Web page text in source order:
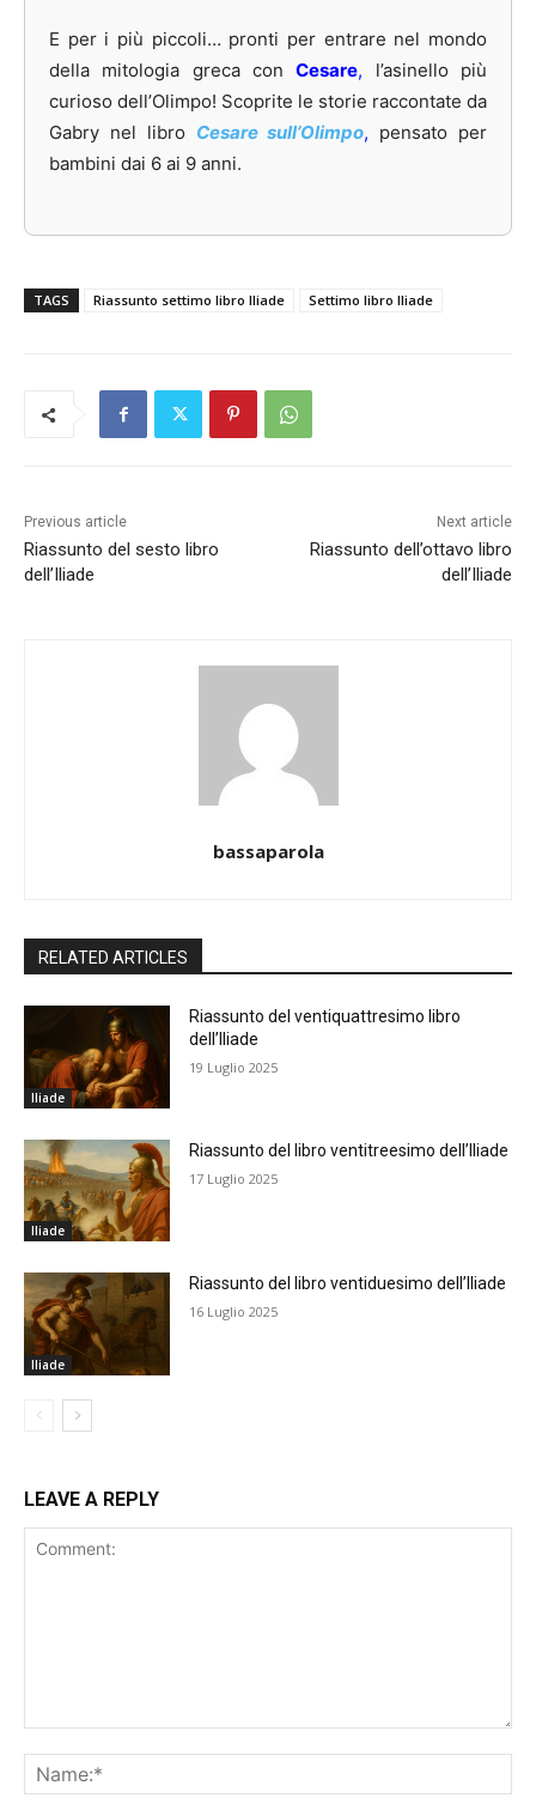
E per i più piccoli… pronti per entrare nel mondo
della mitologia greca conCesare, l’asinello più
curioso dell’Olimpo! Scoprite le storie raccontate da
Gabry nel libro Cesare sull’Olimpo, pensato per
bambini dai 6 ai 9 anni.
TAGS Riassunto settimo libro Iliade Settimo libro Iliade
Previous article
Riassunto del sesto libro
dell’Iliade
Next article
Riassunto dell’ottavo libro
dell’Iliade
bassaparola
RELATED ARTICLES
Iliade
Riassunto del ventiquattresimo libro
dell’Iliade
19 Luglio 2025
Iliade
Riassunto del libro ventitreesimo dell’Iliade
17 Luglio 2025
Iliade
Riassunto del libro ventiduesimo dell’Iliade
16 Luglio 2025
LEAVE A REPLY